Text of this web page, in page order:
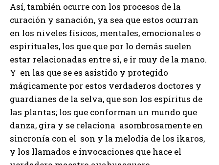
Así, también ocurre con los procesos de la
curación y sanación, ya sea que estos ocurran
en los niveles físicos, mentales, emocionales o
espirituales, los que que por lo demás suelen
estar relacionadas entre si, e ir muy de la mano.
Y en las que se es asistido y protegido
mágicamente por estos verdaderos doctores y
guardianes de la selva, que son los espíritus de
las plantas; los que conforman un mundo que
danza, gira y se relaciona asombrosamente en
sincronía con el son y la melodía de los ikaros,
y los llamados e invocaciones que hace el